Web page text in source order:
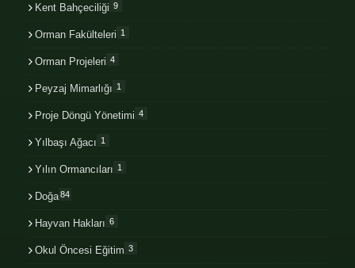
Kent Bahçeciliği 9
Orman Fakülteleri 1
Orman Projeleri 4
Peyzaj Mimarlığı 1
Proje Döngü Yönetimi 4
Yılbaşı Ağacı 1
Yılın Ormancıları 1
Doğa84
Hayvan Hakları 6
Okul Öncesi Eğitim 3